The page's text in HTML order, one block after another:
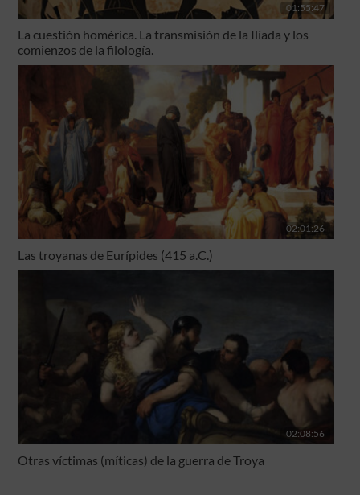
01:55:47
La cuestión homérica. La transmisión de la Ilíada y los
comienzos de la filología.
02:01:26
Las troyanas de Eurípides (415 a.C.)
02:08:56
Otras víctimas (míticas) de la guerra de Troya